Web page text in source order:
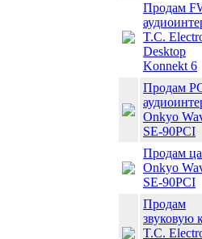
Продам
T.C.
Desktop
Konnekt 6
Продам
Onkyo
SE-90PCI
Продам
Onkyo
SE-90PCI
Продам
звуковую
T.C.